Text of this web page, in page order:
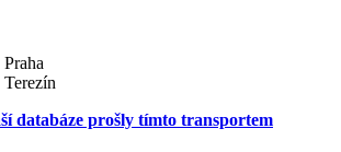
databáze prošly tímto transportem